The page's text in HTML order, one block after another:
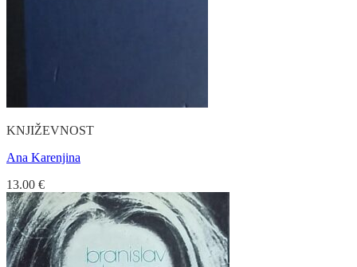
KNJIŽEVNOST
Ana Karenjina
13.00 €